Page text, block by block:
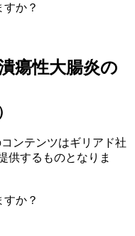
か？
瘍性大腸炎の
ンテンツはギリアド社
供するものとなりま
か？